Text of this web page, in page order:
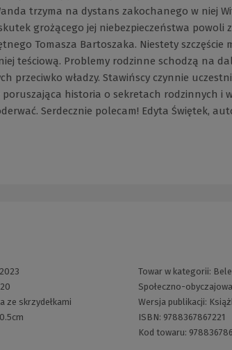
trzyma na dystans zakochanego w niej
grożącego jej niebezpieczeństwa powoli
Tomasza Bartoszaka. Niestety szczęście
teściową. Problemy rodzinne schodzą na
przeciwko władzy. Stawińscy czynnie
poruszająca historia o sekretach rodzinnych i
Serdecznie polecam! Edyta Świętek,
2023
ze skrzydełkami
Towar w kategorii:
Społeczno-obyczajowa
Wersja publikacji:
ISBN: 9788367867221
Kod towaru: